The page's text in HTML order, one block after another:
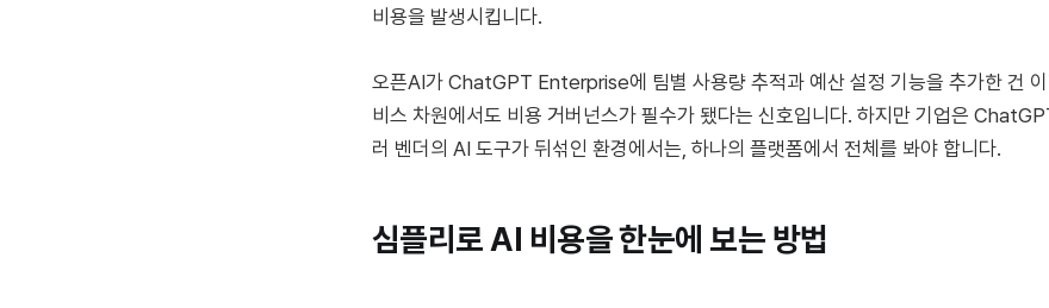
비용을 발생시킵니다.
오픈AI가 ChatGPT Enterprise에 팀별 사용량 추적과 예산 설정 기능을 추가한 건 이
비스 차원에서도 비용 거버넌스가 필수가 됐다는 신호입니다. 하지만 기업은
러 벤더의 AI 도구가 뒤섞인 환경에서는, 하나의 플랫폼에서 전체를 봐야 합니다.
심플리로 AI 비용을 한눈에 보는 방법